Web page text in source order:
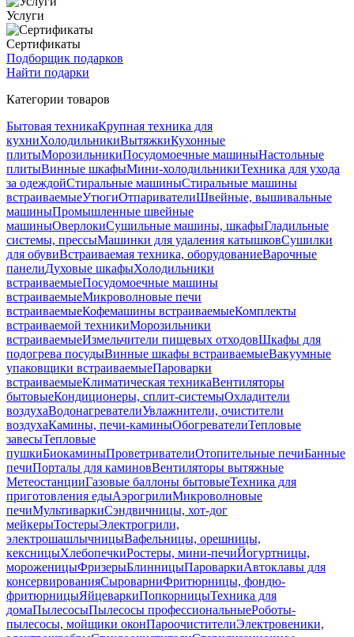
Услуги
Сертификаты
Подборщик подарков
Найти подарки
Категории товаров
Бытовая техникаКрупная техника для
кухниХолодильникиВытяжкиКухонные
плитыМорозильникиПосудомоечные машиныНастольные
плитыВинные шкафыМини-холодильникиТехника для ухода
за одеждойСтиральные машиныСтиральные машины
встраиваемыеУтюгиОтпаривателиШвейные, вышивальные
машиныПромышленные швейные
машиныОверлокиСушильные машины, шкафыГладильные
системы, прессыМашинки для удаления катышковСушилки
для обувиВстраиваемая техника, оборудованиеВарочные
панелиДуховые шкафыХолодильники
встраиваемыеПосудомоечные машины
встраиваемыеМикроволновые печи
встраиваемыеКофемашины встраиваемыеКомплекты
встраиваемой техникиМорозильники
встраиваемыеИзмельчители пищевых отходовШкафы для
подогрева посудыВинные шкафы встраиваемыеВакуумные
упаковщики встраиваемыеПароварки
встраиваемыеКлиматическая техникаВентиляторы
бытовыеКондиционеры, сплит-системыОхладители
воздухаВодонагревателиУвлажнители, очистители
воздухаКамины, печи-каминыОбогревателиТепловые
завесыТепловые
пушкиБиокаминыПроветривателиОтопительные печиБанные
печиПорталы для каминовВентиляторы вытяжные
МетеостанцииГазовые баллоны бытовыеТехника для
приготовления едыАэрогрилиМикроволновые
печиМультиваркиСэндвичницы, хот-дог
мейкерыТостерыЭлектрогрили,
электрошашлычницыВафельницы, орешницы,
кексницыХлебопечкиРостеры, мини-печиЙогуртницы,
мороженицыФризерыБлинницыПароваркиАвтоклавы для
консервированияСыроварниФритюрницы, фондю-
фритюрницыЯйцеваркиПопкорницыТехника для
домаПылесосыПылесосы профессиональныеРоботы-
пылесосы, мойщики оконПароочистителиЭлектровеники,